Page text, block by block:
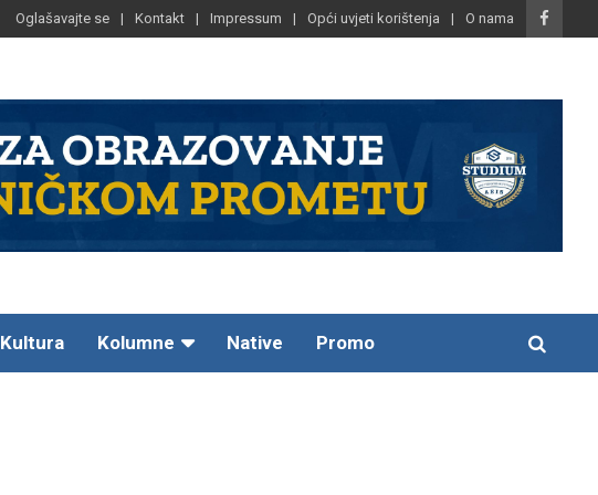
Oglašavajte se Kontakt Impressum Opći uvjeti korištenja O nama
Kultura Kolumne Native Promo